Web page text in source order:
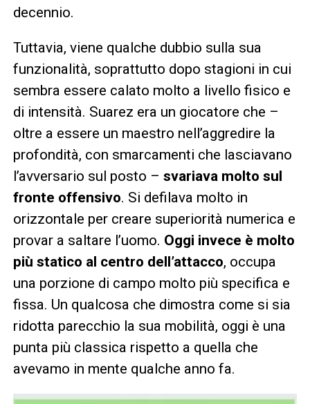
decennio.
Tuttavia, viene qualche dubbio sulla sua
funzionalità, soprattutto dopo stagioni in cui
sembra essere calato molto a livello fisico e
di intensità. Suarez era un giocatore che –
oltre a essere un maestro nell’aggredire la
profondità, con smarcamenti che lasciavano
l’avversario sul posto – svariava molto sul
fronte offensivo. Si defilava molto in
orizzontale per creare superiorità numerica e
provar a saltare l’uomo. Oggi invece è molto
più statico al centro dell’attacco, occupa
una porzione di campo molto più specifica e
fissa. Un qualcosa che dimostra come si sia
ridotta parecchio la sua mobilità, oggi è una
punta più classica rispetto a quella che
avevamo in mente qualche anno fa.